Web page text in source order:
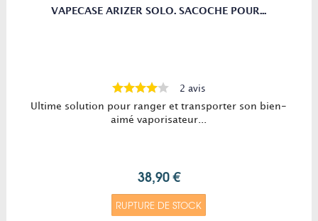
VAPECASE ARIZER SOLO. SACOCHE POUR...
2 avis
Ultime solution pour ranger et transporter son bien-
aimé vaporisateur...
38,90 €
RUPTURE DE STOCK